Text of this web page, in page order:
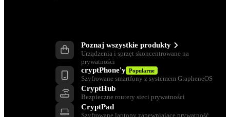
Poznaj wszystkie produkty
Urządzenia i sprzęt skoncentrowane na
prywatności
cryptPhone'y Popularne
Szyfrowane smartfony z systemem GrapheneOS
CryptHub
Bezpieczne routery sieci prywatności
CryptPad
Szyfrowane laptopy zapewniające prywatność